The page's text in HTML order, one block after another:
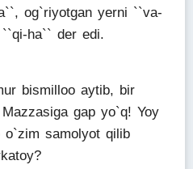
og`riyotgan yerni ``va-
ha`` der edi.
bismilloo aytib, bir
gap yo`q! Yoy
o`zim samolyot qilib